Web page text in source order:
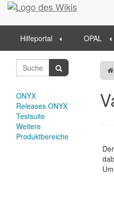
Startseite
Hilfeportal OPAL
ONYX
Releases ONYX
Testsuite
Weitere
Produktbereiche